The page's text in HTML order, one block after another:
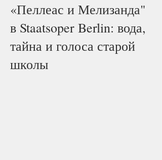
«Пеллеас и Мелизанда"
в Staatsoper Berlin: вода,
тайна и голоса старой
школы